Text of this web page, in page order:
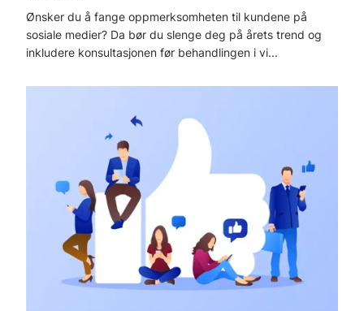
Ønsker du å fange oppmerksomheten til kundene på
sosiale medier? Da bør du slenge deg på årets trend og
inkludere konsultasjonen før behandlingen i vi...